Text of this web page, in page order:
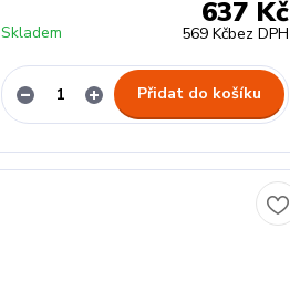
637 Kč
569 Kčbez DPH
Skladem
Přidat do košíku